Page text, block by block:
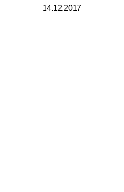
14.12.2017